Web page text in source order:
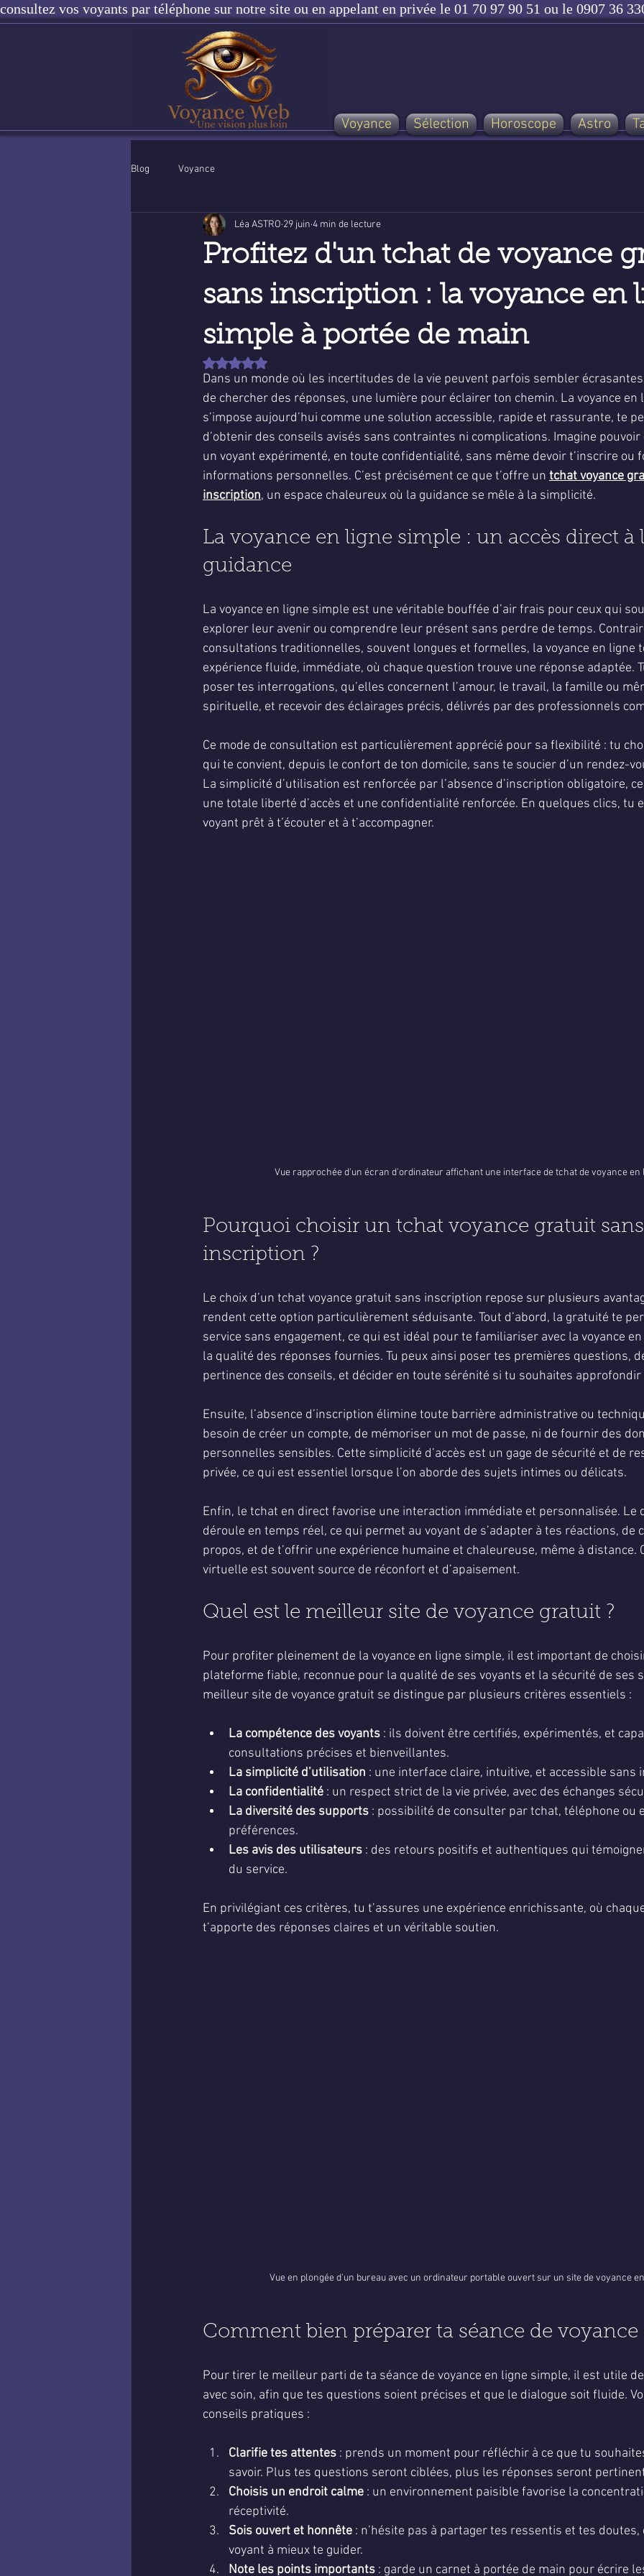
consultez vos voyants par téléphone sur notre site ou en appelant en privée le 01 70 97 90 51 ou le 0907 36
Voyance Sélection Horoscope Astro
Blog Voyance
Profitez d'un tchat de voyance
sans inscription : la voyance en
simple à portée de main
Léa ASTRO 29 juin 4 min de lecture
Noté NaN étoiles sur 5.
Dans un monde où les incertitudes de la vie peuvent parfois sembler
de chercher des réponses, une lumière pour éclairer ton chemin. La voyance en
s’impose aujourd’hui comme une solution accessible, rapide et rassurante, te
d’obtenir des conseils avisés sans contraintes ni complications. Imagine pouvoir
un voyant expérimenté, en toute confidentialité, sans même devoir t’inscrire ou
informations personnelles. C’est précisément ce que t’offre un tchat voyance
inscription, un espace chaleureux où la guidance se mêle à la simplicité.
La voyance en ligne simple : un accès direct à
guidance
La voyance en ligne simple est une véritable bouffée d’air frais pour ceux qui
explorer leur avenir ou comprendre leur présent sans perdre de temps.
consultations traditionnelles, souvent longues et formelles, la voyance en ligne
expérience fluide, immédiate, où chaque question trouve une réponse adaptée.
poser tes interrogations, qu’elles concernent l’amour, le travail, la famille ou
spirituelle, et recevoir des éclairages précis, délivrés par des professionnels
Ce mode de consultation est particulièrement apprécié pour sa flexibilité : tu
qui te convient, depuis le confort de ton domicile, sans te soucier d’un rendez-
La simplicité d’utilisation est renforcée par l’absence d’inscription obligatoire,
une totale liberté d’accès et une confidentialité renforcée. En quelques clics, tu
voyant prêt à t’écouter et à t’accompagner.
Vue rapprochée d'un écran d'ordinateur affichant une interface de tchat de voyance en
Pourquoi choisir un tchat voyance gratuit sans
inscription ?
Le choix d’un tchat voyance gratuit sans inscription repose sur plusieurs
rendent cette option particulièrement séduisante. Tout d’abord, la gratuité te
service sans engagement, ce qui est idéal pour te familiariser avec la voyance
la qualité des réponses fournies. Tu peux ainsi poser tes premières questions,
pertinence des conseils, et décider en toute sérénité si tu souhaites approfondir
Ensuite, l’absence d’inscription élimine toute barrière administrative ou
besoin de créer un compte, de mémoriser un mot de passe, ni de fournir des
personnelles sensibles. Cette simplicité d’accès est un gage de sécurité et de
privée, ce qui est essentiel lorsque l’on aborde des sujets intimes ou délicats.
Enfin, le tchat en direct favorise une interaction immédiate et personnalisée. Le
déroule en temps réel, ce qui permet au voyant de s’adapter à tes réactions, de
propos, et de t’offrir une expérience humaine et chaleureuse, même à distance.
virtuelle est souvent source de réconfort et d’apaisement.
Quel est le meilleur site de voyance gratuit ?
Pour profiter pleinement de la voyance en ligne simple, il est important de
plateforme fiable, reconnue pour la qualité de ses voyants et la sécurité de ses
meilleur site de voyance gratuit se distingue par plusieurs critères essentiels :
La compétence des voyants : ils doivent être certifiés, expérimentés, et
consultations précises et bienveillantes.
La simplicité d’utilisation : une interface claire, intuitive, et accessible sans
La confidentialité : un respect strict de la vie privée, avec des échanges
La diversité des supports : possibilité de consulter par tchat, téléphone ou
préférences.
Les avis des utilisateurs : des retours positifs et authentiques qui
du service.
En privilégiant ces critères, tu t’assures une expérience enrichissante, où
t’apporte des réponses claires et un véritable soutien.
Vue en plongée d'un bureau avec un ordinateur portable ouvert sur un site de voyance
Comment bien préparer ta séance de voyance
Pour tirer le meilleur parti de ta séance de voyance en ligne simple, il est utile
avec soin, afin que tes questions soient précises et que le dialogue soit fluide.
conseils pratiques :
Clarifie tes attentes : prends un moment pour réfléchir à ce que tu
savoir. Plus tes questions seront ciblées, plus les réponses seront
Choisis un endroit calme : un environnement paisible favorise la
réceptivité.
Sois ouvert et honnête : n’hésite pas à partager tes ressentis et tes doutes,
voyant à mieux te guider.
Note les points importants : garde un carnet à portée de main pour écrire